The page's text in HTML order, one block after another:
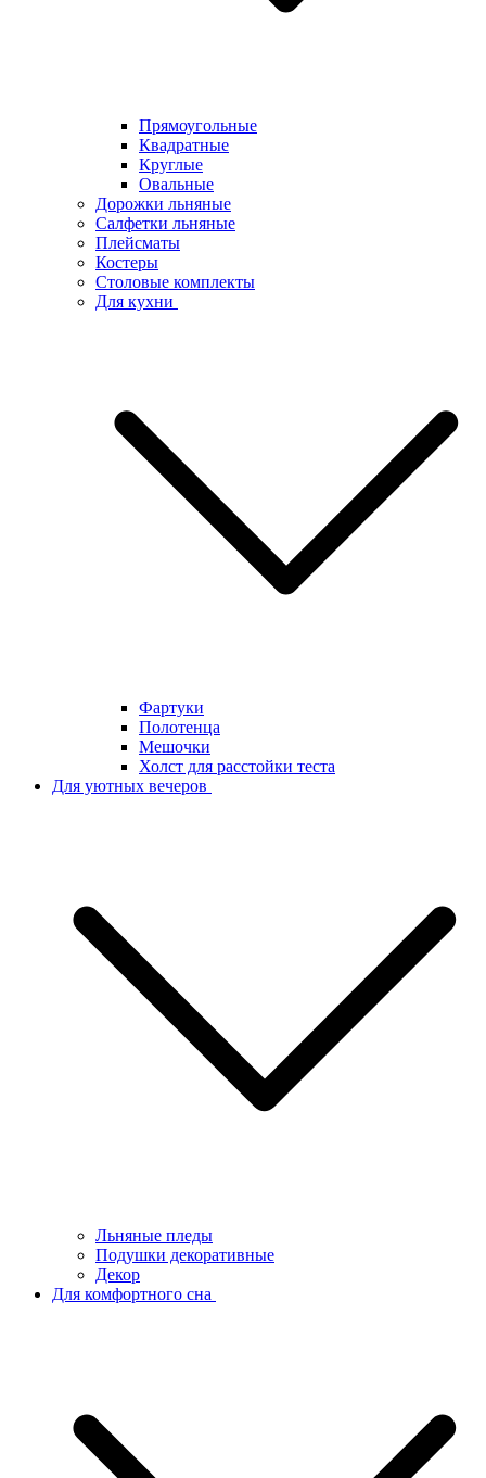
Прямоугольные
Квадратные
Круглые
Овальные
Дорожки льняные
Салфетки льняные
Плейсматы
Костеры
Столовые комплекты
Для кухни
Фартуки
Полотенца
Мешочки
Холст для расстойки теста
Для уютных вечеров
Льняные пледы
Подушки декоративные
Декор
Для комфортного сна